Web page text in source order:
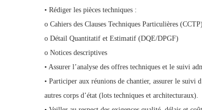
• Rédiger les pièces techniques :
o Cahiers des Clauses Techniques Particulières (CCTP)
o Détail Quantitatif et Estimatif (DQE/DPGF)
o Notices descriptives
• Assurer l’analyse des offres techniques et le suivi
• Participer aux réunions de chantier, assurer le suivi
autres corps d’état (lots techniques et architecturaux).